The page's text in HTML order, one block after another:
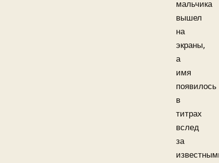
мальчика
вышел
на
экраны,
а
имя
появилось
в
титрах
вслед
за